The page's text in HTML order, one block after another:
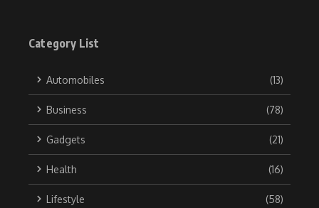
Category List
Automobiles (13)
Business (78)
Gadgets (21)
Health (16)
Lifestyle (58)